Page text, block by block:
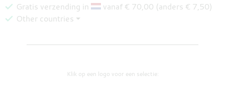
Gratis verzending in
vanaf € 70,00 (anders € 7,50)
Other countries ⏷
Klik op een logo voor een selectie: